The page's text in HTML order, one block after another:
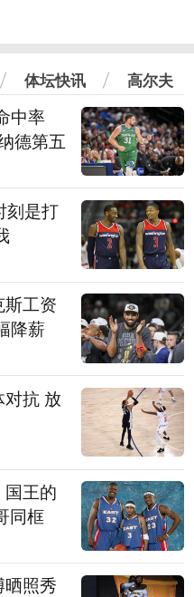
体坛快讯 高尔夫
中率
德第五
刻是打
工资
降薪
抗 放
王的
同框
照秀